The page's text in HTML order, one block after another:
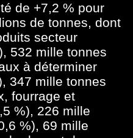
de +7,2 % pour
de tonnes, dont
secteur
532 mille tonnes
à déterminer
347 mille tonnes
fourrage et
%), 226 mille
%), 69 mille